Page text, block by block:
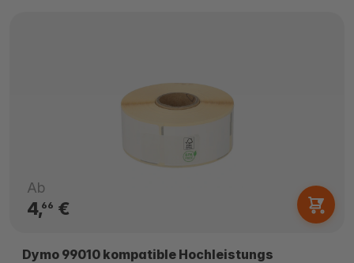
Ab
4,66 €
Dymo 99010 kompatible Hochleistungs